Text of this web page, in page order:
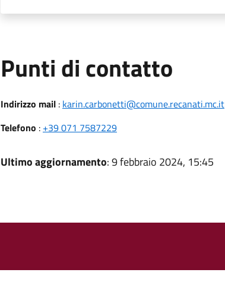
Punti di contatto
Indirizzo mail: karin.carbonetti@comune.recanati.mc.it
Telefono : +39 071 7587229
Ultimo aggiornamento: 9 febbraio 2024, 15:45